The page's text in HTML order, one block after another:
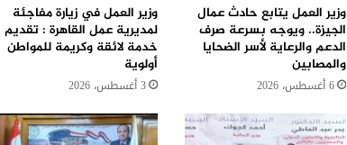
وزير العمل يتابع حادث عمال
الجيزة.. ويوجه بسرعة صرف
الدعم والرعاية لأسر الضحايا
والمصابين
6 أغسطس، 2026
وزير العمل في زيارة مفاجئة
لمديرية عمل القاهرة : تقديم
خدمة لائقة وكريمة للمواطن
أولوية
3 أغسطس، 2026